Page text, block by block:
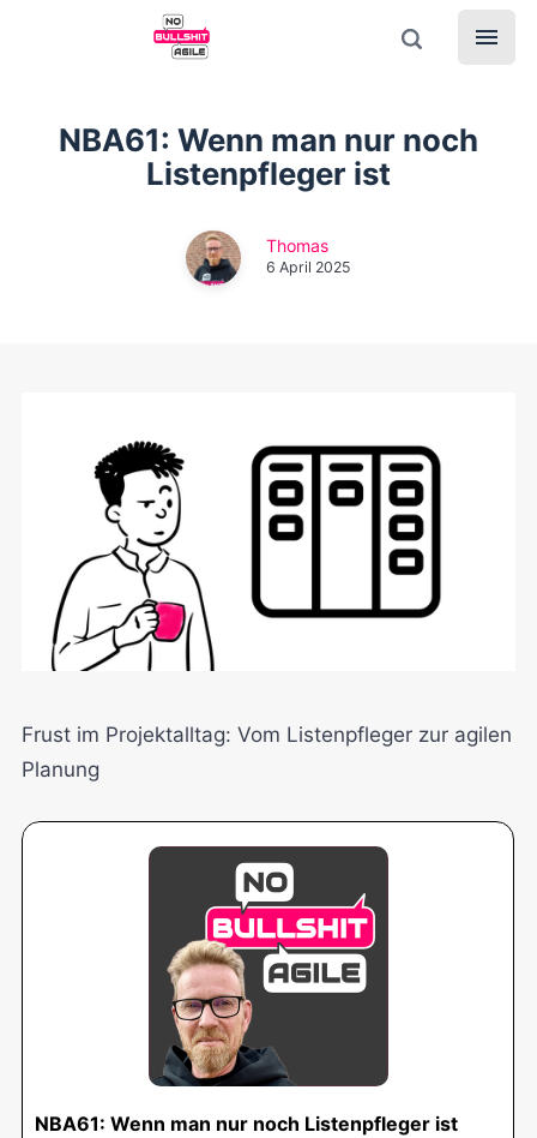
NBA61: Wenn man nur noch
Listenpfleger ist
Thomas
6 April 2025
Frust im Projektalltag: Vom Listenpfleger zur agilen
Planung